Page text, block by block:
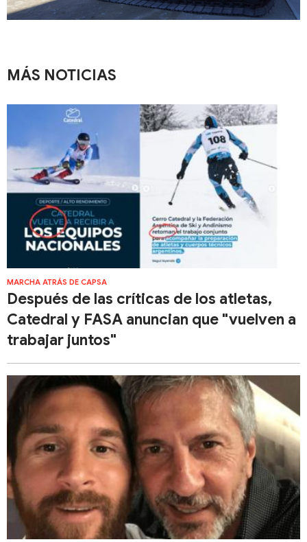
MÁS NOTICIAS
MARCHA ATRÁS DE CAPSA
Después de las críticas de los atletas,
Catedral y FASA anuncian que "vuelven a
trabajar juntos"